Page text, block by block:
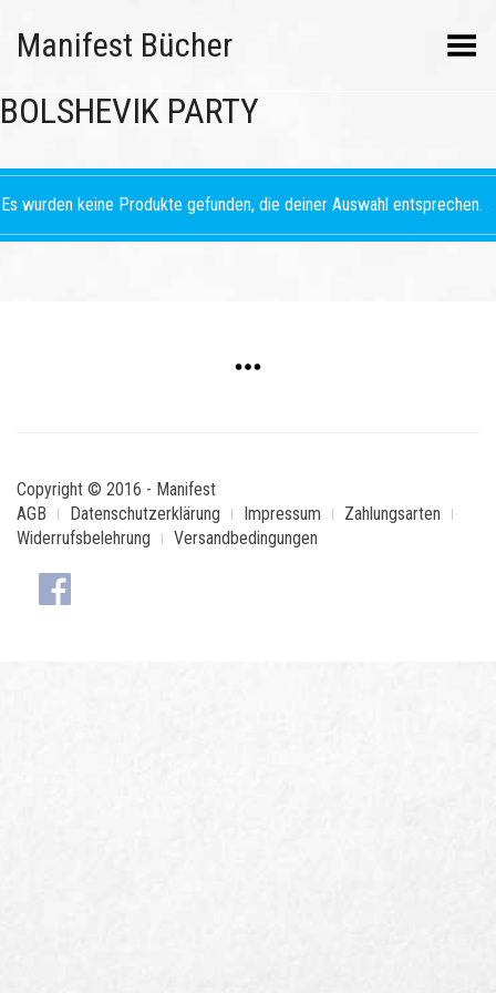
Manifest Bücher Menü umschalten
BOLSHEVIK PARTY
Es wurden keine Produkte gefunden, die deiner Auswahl entsprechen.
Copyright © 2016 - Manifest
AGB
Datenschutzerklärung Impressum
Zahlungsarten
Widerrufsbelehrung
Versandbedingungen